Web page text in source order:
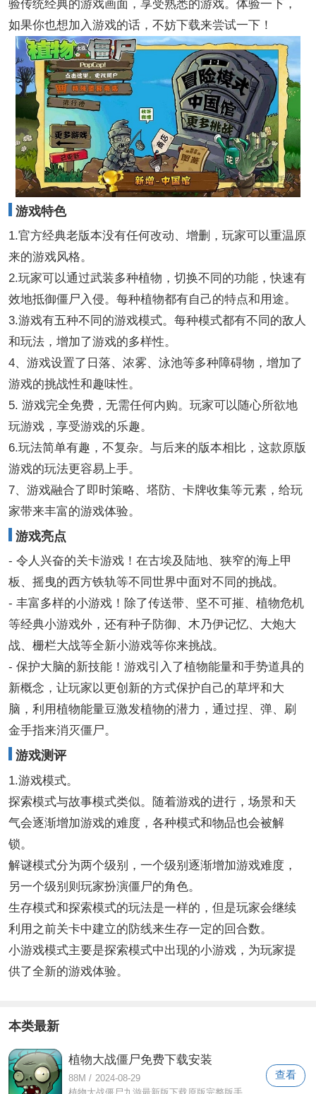
验传统经典的游戏画面，享受熟悉的游戏。体验一下，
如果你也想加入游戏的话，不妨下载来尝试一下！
游戏特色
1.官方经典老版本没有任何改动、增删，玩家可以重温原
来的游戏风格。
2.玩家可以通过武装多种植物，切换不同的功能，快速有
效地抵御僵尸入侵。每种植物都有自己的特点和用途。
3.游戏有五种不同的游戏模式。每种模式都有不同的敌人
和玩法，增加了游戏的多样性。
4、游戏设置了日落、浓雾、泳池等多种障碍物，增加了
游戏的挑战性和趣味性。
5. 游戏完全免费，无需任何内购。玩家可以随心所欲地
玩游戏，享受游戏的乐趣。
6.玩法简单有趣，不复杂。与后来的版本相比，这款原版
游戏的玩法更容易上手。
7、游戏融合了即时策略、塔防、卡牌收集等元素，给玩
家带来丰富的游戏体验。
游戏亮点
- 令人兴奋的关卡游戏！在古埃及陆地、狭窄的海上甲
板、摇曳的西方铁轨等不同世界中面对不同的挑战。
- 丰富多样的小游戏！除了传送带、坚不可摧、植物危机
等经典小游戏外，还有种子防御、木乃伊记忆、大炮大
战、栅栏大战等全新小游戏等你来挑战。
- 保护大脑的新技能！游戏引入了植物能量和手势道具的
新概念，让玩家以更创新的方式保护自己的草坪和大
脑，利用植物能量豆激发植物的潜力，通过捏、弹、刷
金手指来消灭僵尸。
游戏测评
1.游戏模式。
探索模式与故事模式类似。随着游戏的进行，场景和天
气会逐渐增加游戏的难度，各种模式和物品也会被解
锁。
解谜模式分为两个级别，一个级别逐渐增加游戏难度，
另一个级别则玩家扮演僵尸的角色。
生存模式和探索模式的玩法是一样的，但是玩家会继续
利用之前关卡中建立的防线来生存一定的回合数。
小游戏模式主要是探索模式中出现的小游戏，为玩家提
供了全新的游戏体验。
本类最新
植物大战僵尸免费下载安装
88M / 2024-08-29
查看